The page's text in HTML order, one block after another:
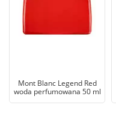
Mont Blanc Legend Red
woda perfumowana 50 ml